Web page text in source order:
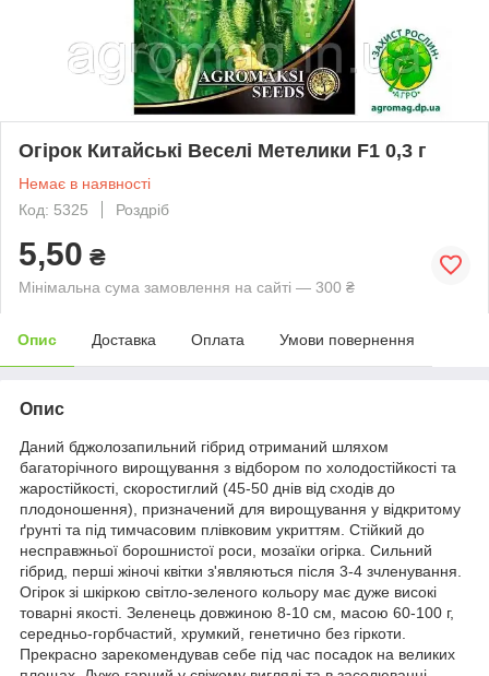
Огірок Китайські Веселі Метелики F1 0,3 г
Немає в наявності
Код: 5325
Роздріб
5,50 ₴
Мінімальна сума замовлення на сайті — 300 ₴
Опис Доставка Оплата Умови повернення
Опис
Даний бджолозапильний гібрид отриманий шляхом
багаторічного вирощування з відбором по холодостійкості та
жаростійкості, скоростиглий (45-50 днів від сходів до
плодоношення), призначений для вирощування у відкритому
ґрунті та під тимчасовим плівковим укриттям. Стійкий до
несправжньої борошнистої роси, мозаїки огірка. Сильний
гібрид, перші жіночі квітки з'являються після 3-4 зчленування.
Огірок зі шкіркою світло-зеленого кольору має дуже високі
товарні якості. Зеленець довжиною 8-10 см, масою 60-100 г,
середньо-горбчастий, хрумкий, генетично без гіркоти.
Прекрасно зарекомендував себе під час посадок на великих